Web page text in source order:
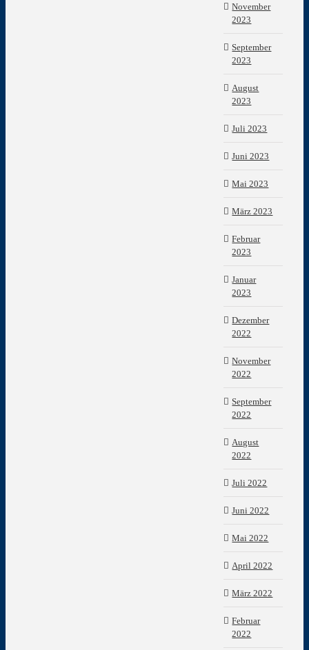
November
2023
September
2023
August
2023
Juli 2023
Juni 2023
Mai 2023
März 2023
Februar
2023
Januar
2023
Dezember
2022
November
2022
September
2022
August
2022
Juli 2022
Juni 2022
Mai 2022
April 2022
März 2022
Februar
2022